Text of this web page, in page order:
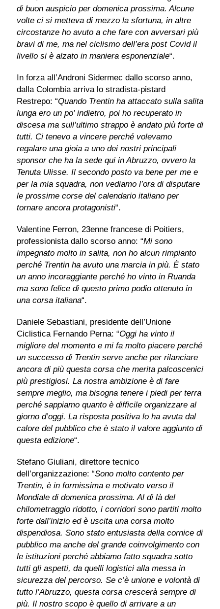
di buon auspicio per domenica prossima. Alcune
volte ci si metteva di mezzo la sfortuna, in altre
circostanze ho avuto a che fare con avversari più
bravi di me, ma nel ciclismo dell’era post Covid il
livello si è alzato in maniera esponenziale“.
In forza all’Androni Sidermec dallo scorso anno,
dalla Colombia arriva lo stradista-pistard
Restrepo: “Quando Trentin ha attaccato sulla salita
lunga ero un po’ indietro, poi ho recuperato in
discesa ma sull’ultimo strappo è andato più forte di
tutti. Ci tenevo a vincere perché volevamo
regalare una gioia a uno dei nostri principali
sponsor che ha la sede qui in Abruzzo, ovvero la
Tenuta Ulisse. Il secondo posto va bene per me e
per la mia squadra, non vediamo l’ora di disputare
le prossime corse del calendario italiano per
tornare ancora protagonisti“.
Valentine Ferron, 23enne francese di Poitiers,
professionista dallo scorso anno: “Mi sono
impegnato molto in salita, non ho alcun rimpianto
perché Trentin ha avuto una marcia in più. È stato
un anno incoraggiante perché ho vinto in Ruanda
ma sono felice di questo primo podio ottenuto in
una corsa italiana“.
Daniele Sebastiani, presidente dell’Unione
Ciclistica Fernando Perna: “Oggi ha vinto il
migliore del momento e mi fa molto piacere perché
un successo di Trentin serve anche per rilanciare
ancora di più questa corsa che merita palcoscenici
più prestigiosi. La nostra ambizione è di fare
sempre meglio, ma bisogna tenere i piedi per terra
perché sappiamo quanto è difficile organizzare al
giorno d’oggi. La risposta positiva lo ha avuta dal
calore del pubblico che è stato il valore aggiunto di
questa edizione“.
Stefano Giuliani, direttore tecnico
dell’organizzazione: “Sono molto contento per
Trentin, è in formissima e motivato verso il
Mondiale di domenica prossima. Al di là del
chilometraggio ridotto, i corridori sono partiti molto
forte dall’inizio ed è uscita una corsa molto
dispendiosa. Sono stato entusiasta della cornice di
pubblico ma anche del grande coinvolgimento con
le istituzioni perché abbiamo fatto squadra sotto
tutti gli aspetti, da quelli logistici alla messa in
sicurezza del percorso. Se c’è unione e volontà di
tutto l’Abruzzo, questa corsa crescerà sempre di
più. Il nostro scopo è quello di arrivare a un